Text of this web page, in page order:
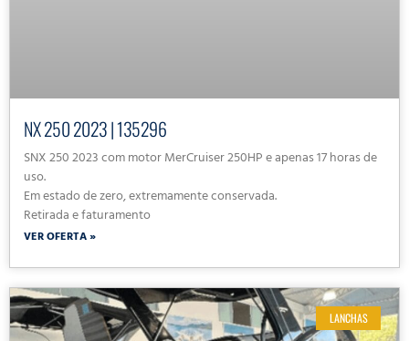
NX 250 2023 | 135296
SNX 250 2023 com motor MerCruiser 250HP e apenas 17 horas de
uso.
Em estado de zero, extremamente conservada.
Retirada e faturamento
VER OFERTA »
LANCHAS